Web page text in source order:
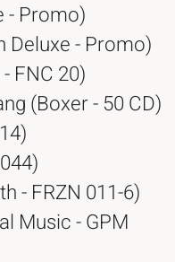
- Promo)
Deluxe - Promo)
FNC 20)
(Boxer - 50 CD)
- FRZN 011-6)
Music - GPM